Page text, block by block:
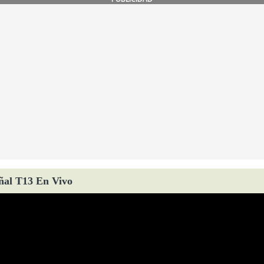
T13 En Vivo